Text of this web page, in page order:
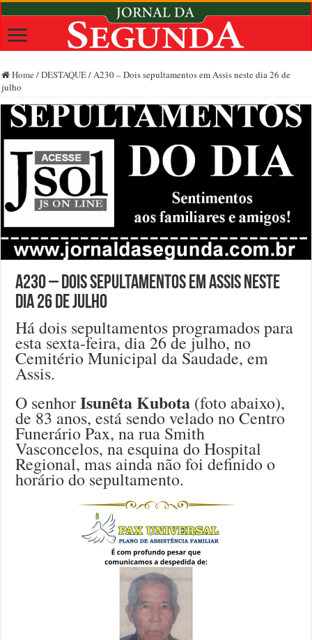
Home /DESTAQUE/A230 – Dois sepultamentos em Assis neste dia 26 de
julho
A230 – Dois sepultamentos em Assis neste
dia 26 de julho
Há dois sepultamentos programados para
esta sexta-feira, dia 26 de julho, no
Cemitério Municipal da Saudade, em
Assis.
O senhorIsunêta Kubota (foto abaixo),
de 83 anos, está sendo velado no Centro
Funerário Pax, na rua Smith
Vasconcelos, na esquina do Hospital
Regional, mas ainda não foi definido o
horário do sepultamento.